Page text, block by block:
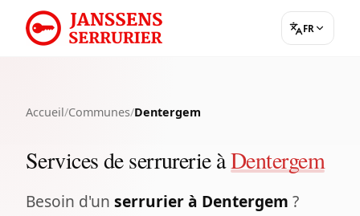
FR
Accueil/Communes/Dentergem
Services de serrurerie àDentergem
Besoin d'un serrurier à Dentergem ?